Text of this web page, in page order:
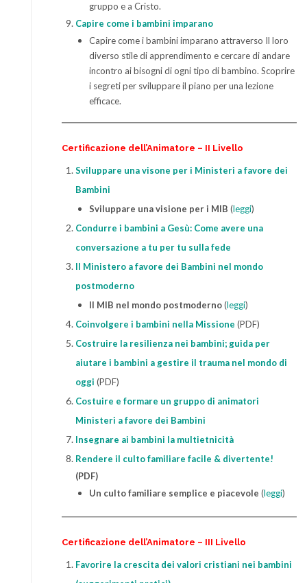
gruppo e a Cristo.
Capire come i bambini imparano
Capire come i bambini imparano attraverso Il loro
diverso stile di apprendimento e cercare di andare
incontro ai bisogni di ogni tipo di bambino. Scoprire
i segreti per sviluppare il piano per una lezione
efficace.
Certificazione dell’Animatore – II Livello
Sviluppare una visone per i Ministeri a favore dei
Bambini
Sviluppare una visione per i MIB (leggi)
Condurre i bambini a Gesù: Come avere una
conversazione a tu per tu sulla fede
Il Ministero a favore dei Bambini nel mondo
postmoderno
Il MIB nel mondo postmoderno(leggi)
Coinvolgere i bambini nella Missione (PDF)
Costruire la resilienza nei bambini; guida per
aiutare i bambini a gestire il trauma nel mondo di
oggi (PDF)
Costuire e formare un gruppo di animatori
Ministeri a favore dei Bambini
Insegnare ai bambini la multietnicità
Rendere il culto familiare facile & divertente!
(PDF)
Un culto familiare semplice e piacevole (leggi)
Certificazione dell’Animatore – III Livello
Favorire la crescita dei valori cristiani nei bambini